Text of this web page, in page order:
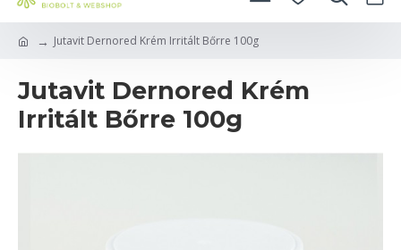
Jutavit Dernored Krém Irritált Bőrre 100g
Jutavit Dernored Krém
Irritált Bőrre 100g